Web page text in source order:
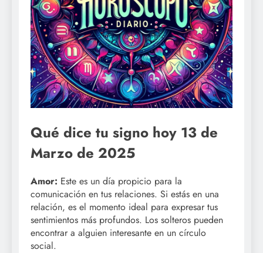
Qué dice tu signo hoy 13 de
Marzo de 2025
Amor: Este es un día propicio para la
comunicación en tus relaciones. Si estás en una
relación, es el momento ideal para expresar tus
sentimientos más profundos. Los solteros pueden
encontrar a alguien interesante en un círculo
social.